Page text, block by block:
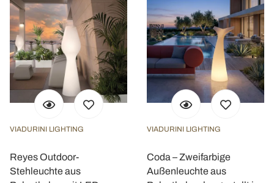
VIADURINI LIGHTING
Reyes Outdoor-
Stehleuchte aus
VIADURINI LIGHTING
Coda – Zweifarbige
Außenleuchte aus